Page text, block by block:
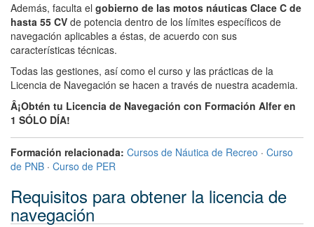
Además, faculta el gobierno de las motos náuticas Clace C de
hasta 55 CV de potencia dentro de los límites específicos de
navegación aplicables a éstas, de acuerdo con sus
características técnicas.
Todas las gestiones, así como el curso y las prácticas de la
Licencia de Navegación se hacen a través de nuestra academia.
Â¡Obtén tu Licencia de Navegación con Formación Alfer en
1 SÓLO DÍA!
Formación relacionada: Cursos de Náutica de Recreo · Curso
de PNB · Curso de PER
Requisitos para obtener la licencia de
navegación